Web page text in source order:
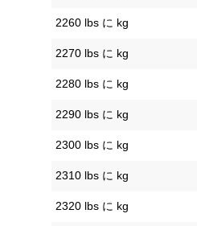
2260 lbs に kg
2270 lbs に kg
2280 lbs に kg
2290 lbs に kg
2300 lbs に kg
2310 lbs に kg
2320 lbs に kg